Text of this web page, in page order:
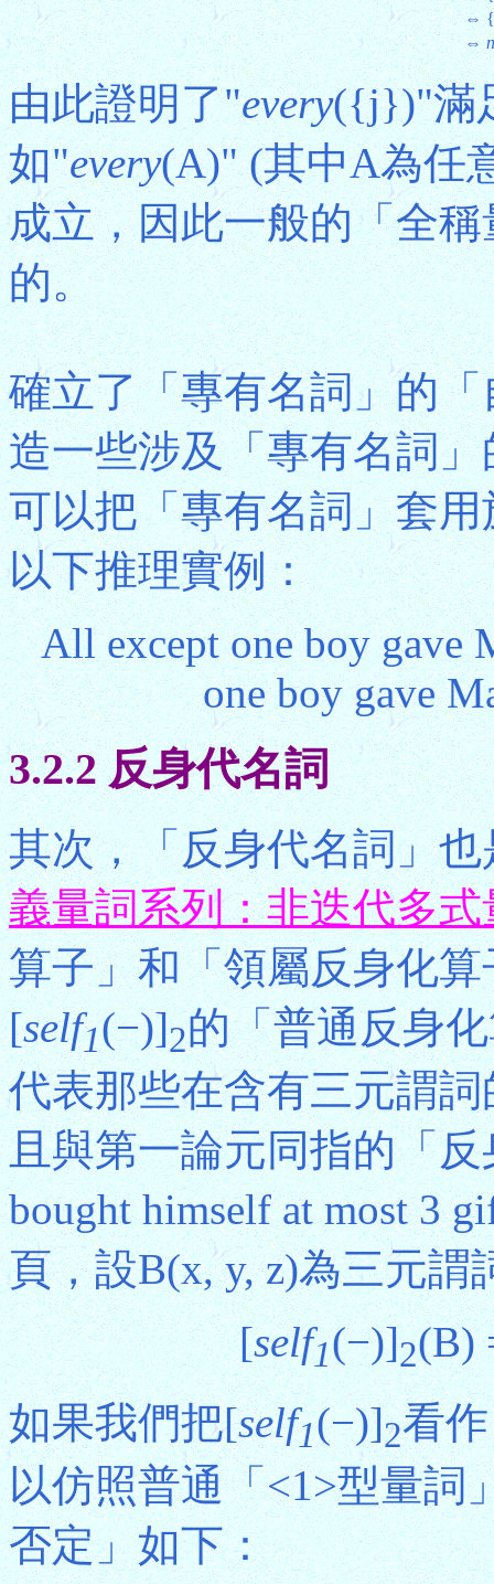
⇔
⇔
由此證明了"every({j})"滿
如"every(A)" (其中A為任
成立，因此一般的「全
的。
確立了「專有名詞」的
造一些涉及「專有名詞
可以把「專有名詞」套
以下推理實例：
All except one boy gave
one boy gave
3.2.2 反身代名詞
其次，「反身代名詞」
義量詞系列：非迭代多式
算子」和「領屬反身化
[self1(−)]2的「普通反身
代表那些在含有三元謂
且與第一論元同指的「
bought himself at most 3
頁，設B(x, y, z)為三元謂
[self1(−)]2(B)
如果我們把[self1(−)]2看
以仿照普通「<1>型量詞
否定」如下：